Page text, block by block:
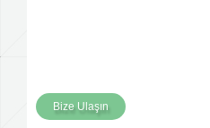
Bize Ulaşın